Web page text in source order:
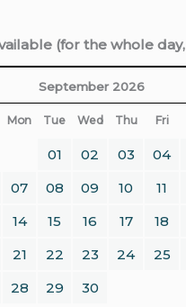
(for the whole
September 2026
Mon Tue Wed Thu Fri
01 02 03 04
07 08 09 10 11
14 15 16 17 18
21 22 23 24 25
28 29 30